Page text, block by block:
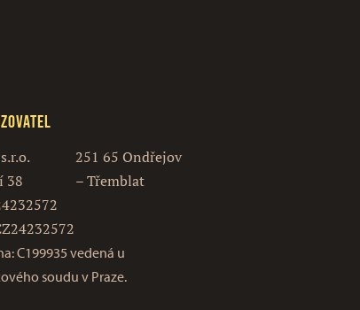
38
251 65 Ondřejov
– Třemblat
C199935 vedená u
soudu v Praze.